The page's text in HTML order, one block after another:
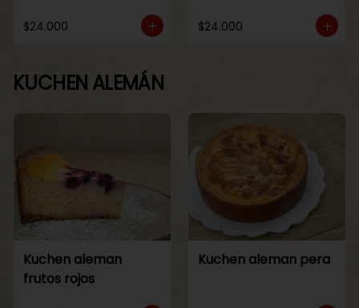
$24.000 $24.000
KUCHEN ALEMÁN
Kuchen aleman
frutos rojos
Kuchen aleman pera